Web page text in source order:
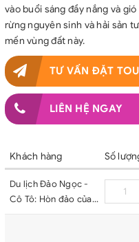
vào buổi sáng đầy nắng và
rừng nguyên sinh và hải sản
mến vùng đất này.
TƯ VẤN ĐẶT
LIÊN HỆ NGAY
Khách hàng Số
Du lịch Đảo Ngọc -
Cô Tô: Hòn đảo của